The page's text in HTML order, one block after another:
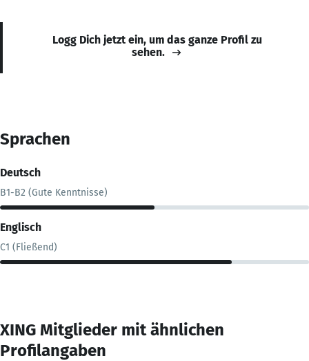
Logg Dich jetzt ein, um das ganze Profil zu
sehen.
Sprachen
Deutsch
B1-B2 (Gute Kenntnisse)
Englisch
C1 (Fließend)
XING Mitglieder mit ähnlichen
Profilangaben